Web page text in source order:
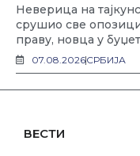
Неверица на
срушио све
праву, новца у
07.08.2026СРБИЈА
ВЕСТИ